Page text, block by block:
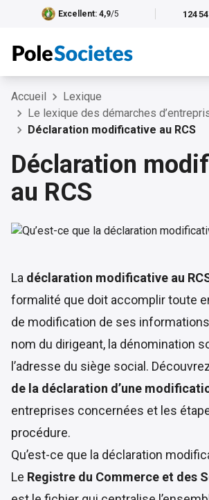
124
Excellent: 4,9/5
Accueil
Lexique
Le lexique des démarches
Déclaration modificative au RCS
Déclaration
au RCS
La déclaration modificative au
formalité que doit accomplir toute
de modification de ses
nom du dirigeant, la dénomination
l’adresse du siège social.
de la déclaration d’une
entreprises concernées et les
procédure.
Qu’est-ce que la déclaration
Le Registre du Commerce et des